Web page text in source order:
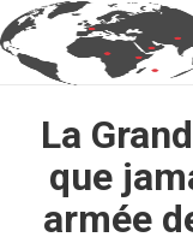
La
que
armée